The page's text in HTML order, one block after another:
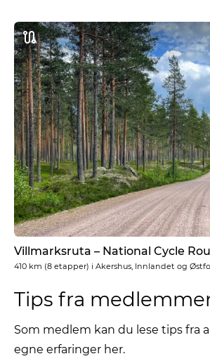
Villmarksruta – National Cycle
410 km (8 etapper) i Akershus, Innlandet og
Tips fra
Som medlem kan du lese tips fra
egne erfaringer her.